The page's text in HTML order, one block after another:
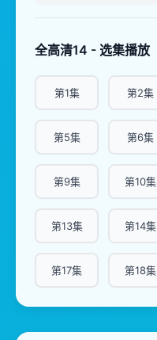
全高清14 - 选集播放
第1集 第2集
第5集 第6集
第9集 第10集
第13集 第14集
第17集 第18集